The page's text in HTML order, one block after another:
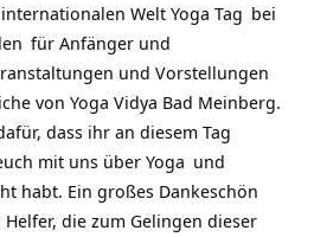
Welt Yoga Tag bei
für Anfänger und
und Vorstellungen
von Yoga Vidya Bad Meinberg.
dass ihr an diesem Tag
mit uns über Yoga und
habt. Ein großes Dankeschön
die zum Gelingen dieser